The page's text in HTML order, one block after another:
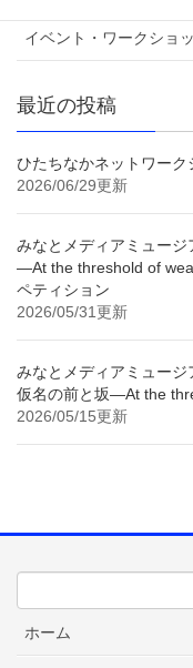
イベント・ワークショ
最近の投稿
ひたちなかネットワー
2026/06/29更新
みなとメディアミュー
—At the threshold of
ペティション
2026/05/31更新
みなとメディアミュージ
仮名の前と坂—At the
2026/05/15更新
ホーム